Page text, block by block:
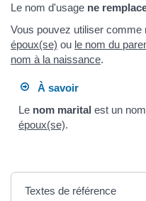
Le nom d'usage ne
Vous pouvez utiliser comme
époux(se) ou le nom du
nom à la naissance.
À savoir
Le nom marital est un
époux(se).
Textes de référence